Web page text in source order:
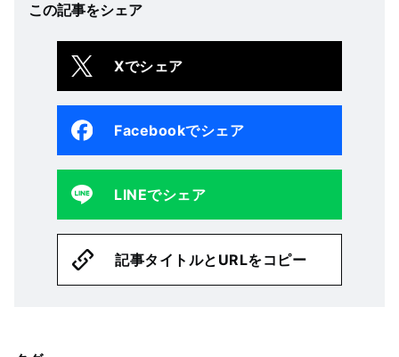
この記事をシェア
Xでシェア
Facebookでシェア
LINEでシェア
記事タイトルとURLをコピー